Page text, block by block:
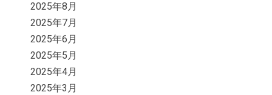
2025年8月
2025年7月
2025年6月
2025年5月
2025年4月
2025年3月